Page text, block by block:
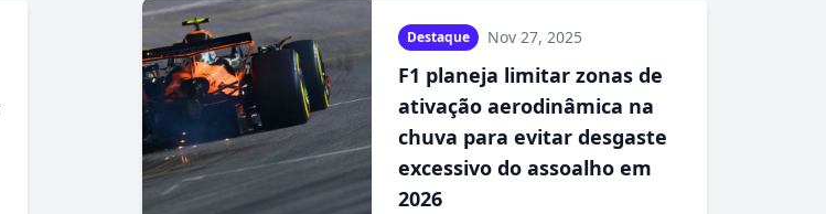
Destaque Nov 27, 2025
F1 planeja limitar zonas de
ativação aerodinâmica na
chuva para evitar desgaste
excessivo do assoalho em
2026